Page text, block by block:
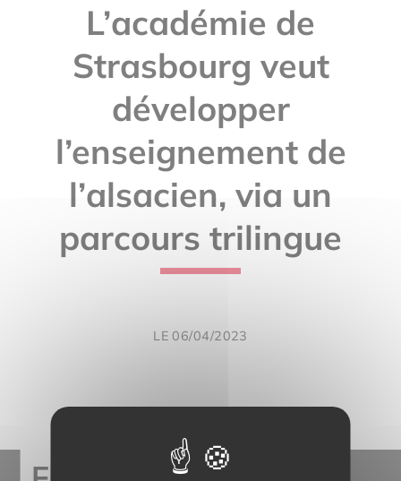
L’académie de
Strasbourg veut
développer
l’enseignement de
l’alsacien, via un
parcours trilingue
LE 06/04/2023